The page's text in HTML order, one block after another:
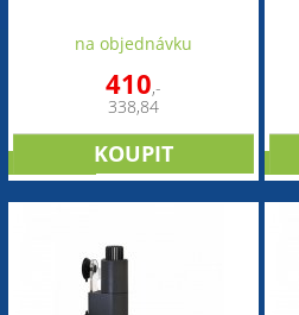
na objednávku
410,-
338,84